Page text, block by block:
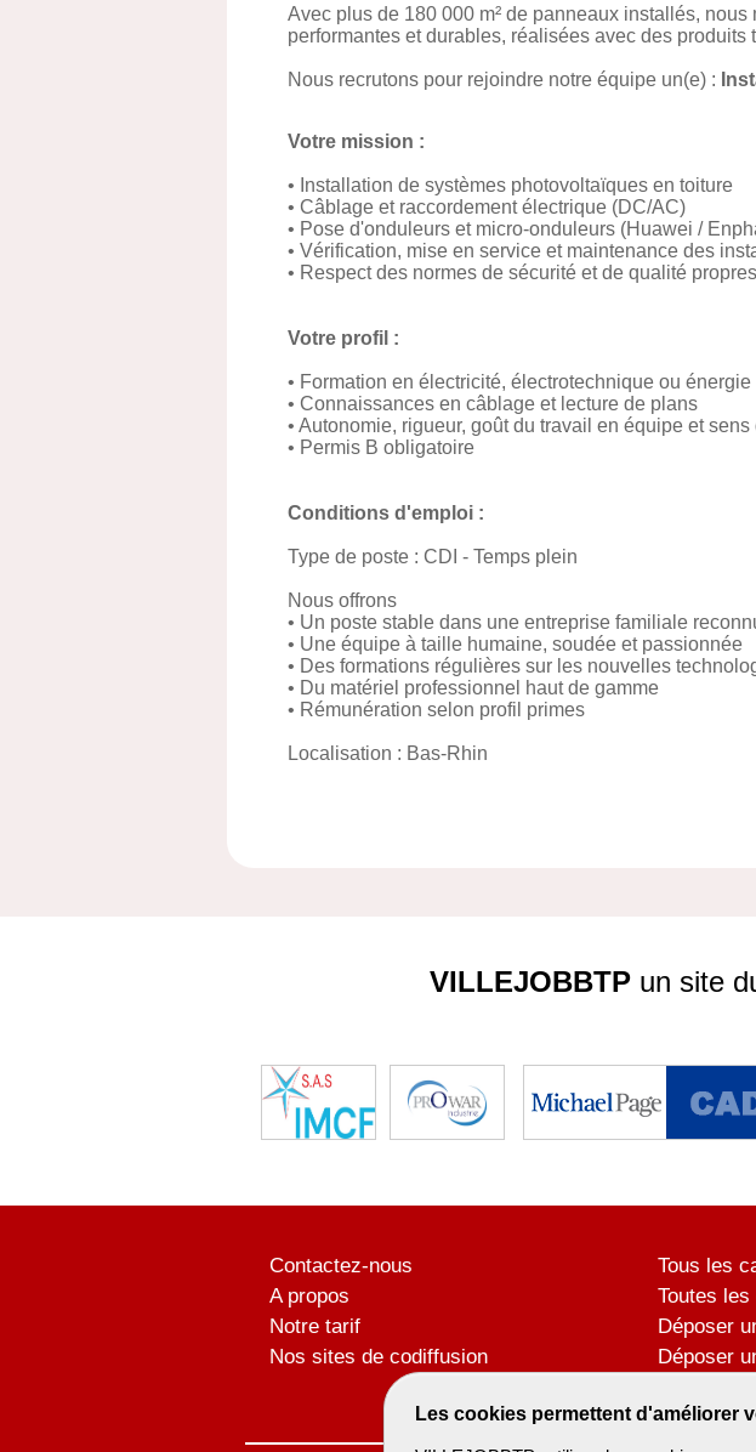
Avec plus de 180 000 m² de panneaux installés,
performantes et durables, réalisées avec des
Nous recrutons pour rejoindre notre équipe un(e) :
Votre mission :
• Installation de systèmes photovoltaïques en toiture
• Câblage et raccordement électrique (DC/AC)
• Pose d'onduleurs et micro-onduleurs (Huawei /
• Vérification, mise en service et maintenance des
• Respect des normes de sécurité et de qualité
Votre profil :
• Formation en électricité, électrotechnique ou
• Connaissances en câblage et lecture de plans
• Autonomie, rigueur, goût du travail en équipe et sens
• Permis B obligatoire
Conditions d'emploi :
Type de poste : CDI - Temps plein
Nous offrons
• Un poste stable dans une entreprise familiale
• Une équipe à taille humaine, soudée et passionnée
• Des formations régulières sur les nouvelles
• Du matériel professionnel haut de gamme
• Rémunération selon profil primes
Localisation : Bas-Rhin
Les cookies permettent d'améliorer
VILLEJOBBTPun site
Contactez-nous
A propos
Notre tarif
Nos sites de codiffusion
Tous les
Toutes
Déposer
Déposer